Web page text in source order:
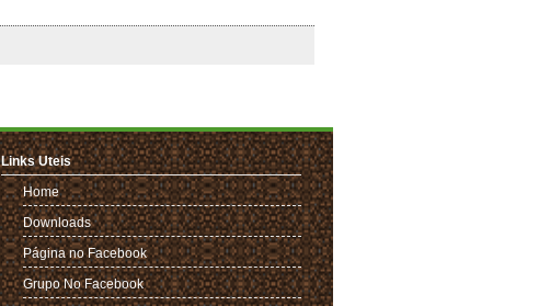
Links Uteis
Home
Downloads
Página no Facebook
Grupo No Facebook